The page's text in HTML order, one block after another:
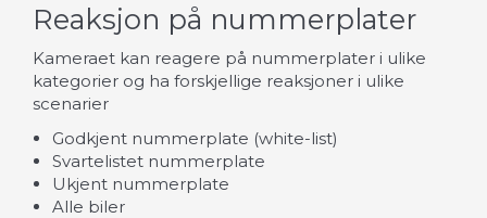
Reaksjon på nummerplater
Kameraet kan reagere på nummerplater i ulike
kategorier og ha forskjellige reaksjoner i ulike
scenarier
Godkjent nummerplate (white-list)
Svartelistet nummerplate
Ukjent nummerplate
Alle biler